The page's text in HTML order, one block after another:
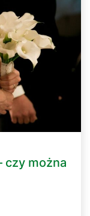
czy można